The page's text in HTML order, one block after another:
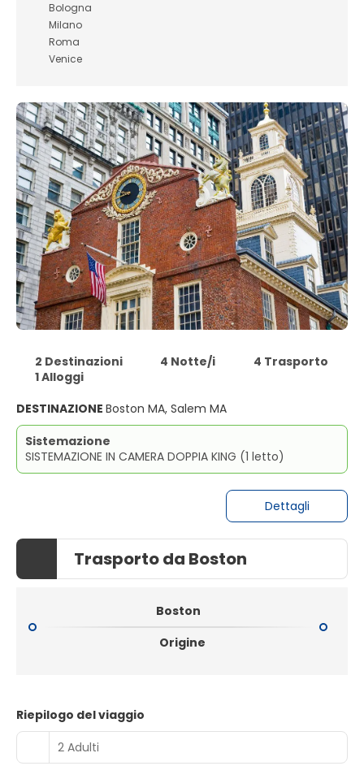
Bologna
Milano
Roma
Venice
2 Destinazioni 4 Notte/i
4 Trasporto
1 Alloggi
DESTINAZIONE Boston MA, Salem MA
Sistemazione
SISTEMAZIONE IN CAMERA DOPPIA KING (1 letto)
Dettagli
Trasporto da Boston
Boston
Origine
Riepilogo del viaggio
2 Adulti